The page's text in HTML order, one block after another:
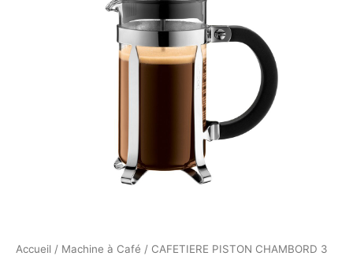
Accueil / Machine à Café / CAFETIERE PISTON CHAMBORD 3